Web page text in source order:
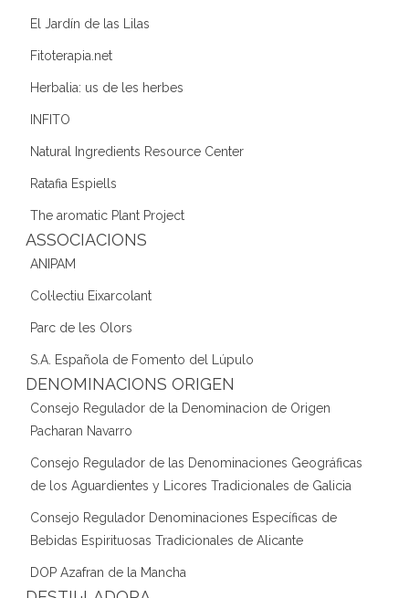
El Jardín de las Lilas
Fitoterapia.net
Herbalia: us de les herbes
INFITO
Natural Ingredients Resource Center
Ratafia Espiells
The aromatic Plant Project
ASSOCIACIONS
ANIPAM
Col·lectiu Eixarcolant
Parc de les Olors
S.A. Española de Fomento del Lúpulo
DENOMINACIONS ORIGEN
Consejo Regulador de la Denominacion de Origen
Pacharan Navarro
Consejo Regulador de las Denominaciones Geográficas
de los Aguardientes y Licores Tradicionales de Galicia
Consejo Regulador Denominaciones Específicas de
Bebidas Espirituosas Tradicionales de Alicante
DOP Azafran de la Mancha